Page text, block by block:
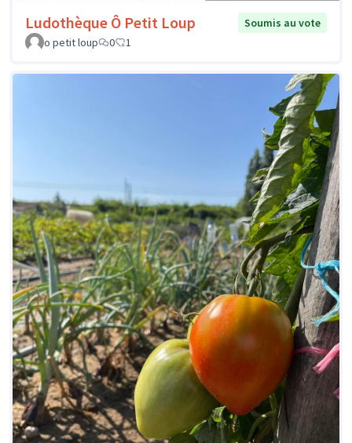
Ludothèque Ô Petit Loup
Soumis au vote
o petit loup
0 1